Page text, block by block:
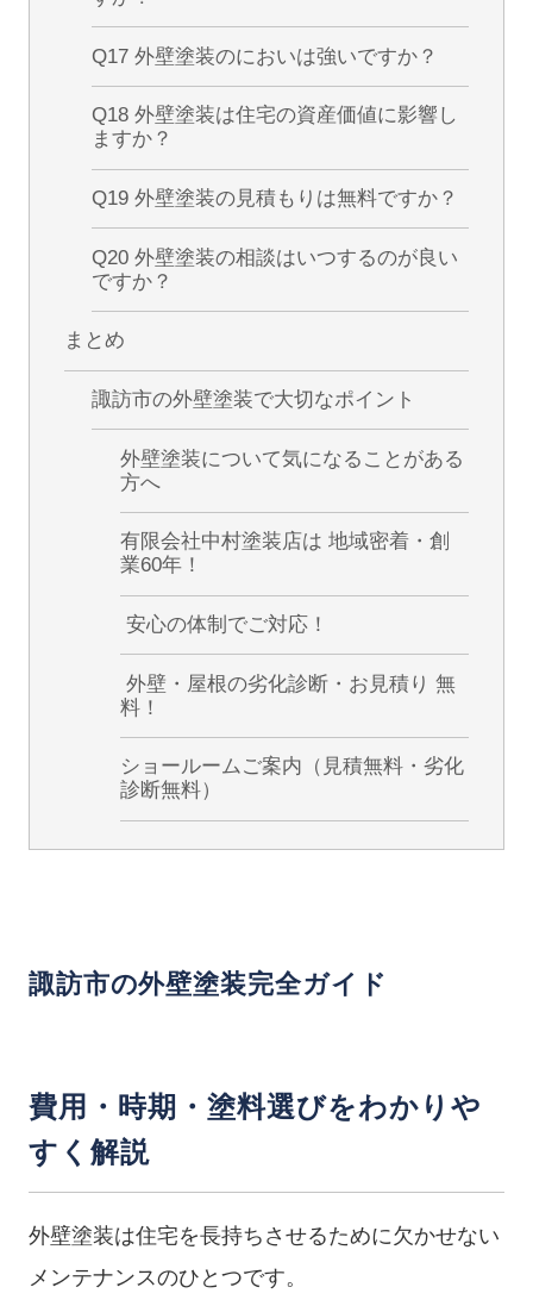
Q17 外壁塗装のにおいは強いですか？
Q18 外壁塗装は住宅の資産価値に影響し
ますか？
Q19 外壁塗装の見積もりは無料ですか？
Q20 外壁塗装の相談はいつするのが良い
ですか？
まとめ
諏訪市の外壁塗装で大切なポイント
外壁塗装について気になることがある
方へ
有限会社中村塗装店は 地域密着・創
業60年！
安心の体制でご対応！
外壁・屋根の劣化診断・お見積り 無
料！
ショールームご案内（見積無料・劣化
診断無料）
諏訪市の外壁塗装完全ガイド
費用・時期・塗料選びをわかりや
すく解説
外壁塗装は住宅を長持ちさせるために欠かせない
メンテナンスのひとつです。